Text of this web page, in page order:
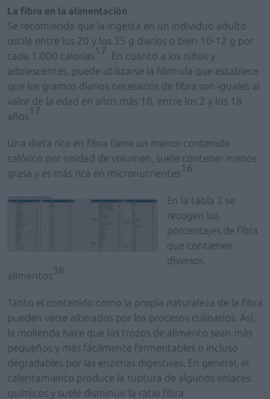
La fibra en la alimentación
Se recomienda que la ingesta en un individuo adulto
oscile entre los 20 y los 35 g diarios o bien 10-12 g por
cada 1.000 calorías17
. En cuanto a los niños y
adolescentes, puede utilizarse la fórmula que establece
que los gramos diarios necesarios de fibra son iguales al
valor de la edad en años más 10, entre los 2 y los 18
años17
Una dieta rica en fibra tiene un menor contenido
calórico por unidad de volumen, suele contener menos
grasa y es más rica en micronutrientes16
En la tabla 2 se
recogen los
porcentajes de fibra
que contienen
diversos
alimentos38
Tanto el contenido como la propia naturaleza de la fibra
pueden verse alterados por los procesos culinarios. Así,
la molienda hace que los trozos de alimento sean más
pequeños y más fácilmente fermentables o incluso
degradables por las enzimas digestivas. En general, el
calentamiento produce la ruptura de algunos enlaces
químicos y suele disminuir la ratio fibra